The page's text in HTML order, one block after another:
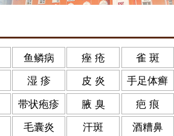
鱼鳞病 痤 疮 雀 斑
湿 疹 皮 炎 手足体癣
带状疱疹 腋 臭 疤 痕
毛囊炎 汗斑 酒糟鼻